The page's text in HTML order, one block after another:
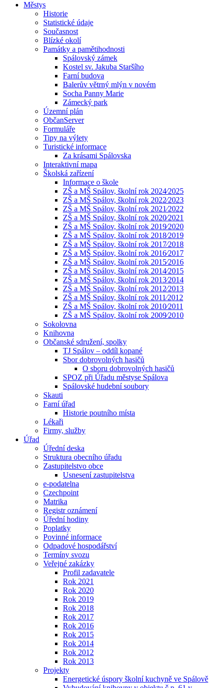
Městys
Historie
Statistické údaje
Současnost
Blízké okolí
Památky a pamětihodnosti
Spálovský zámek
Kostel sv. Jakuba Staršího
Farní budova
Balerův větrný mlýn v novém
Socha Panny Marie
Zámecký park
Územní plán
ObčanServer
Formuláře
Tipy na výlety
Turistické informace
Za krásami Spálovska
Interaktivní mapa
Školská zařízení
Informace o škole
ZŠ a MŠ Spálov, školní rok 2024⁄2025
ZŠ a MŠ Spálov, školní rok 2022⁄2023
ZŠ a MŠ Spálov, školní rok 2021⁄2022
ZŠ a MŠ Spálov, školní rok 2020⁄2021
ZŠ a MŠ Spálov, školní rok 2019⁄2020
ZŠ a MŠ Spálov, školní rok 2018⁄2019
ZŠ a MŠ Spálov, školní rok 2017⁄2018
ZŠ a MŠ Spálov, školní rok 2016⁄2017
ZŠ a MŠ Spálov, školní rok 2015⁄2016
ZŠ a MŠ Spálov, školní rok 2014⁄2015
ZŠ a MŠ Spálov, školní rok 2013⁄2014
ZŠ a MŠ Spálov, školní rok 2012⁄2013
ZŠ a MŠ Spálov, školní rok 2011⁄2012
ZŠ a MŠ Spálov, školní rok 2010⁄2011
ZŠ a MŠ Spálov, školní rok 2009⁄2010
Sokolovna
Knihovna
Občanské sdružení, spolky
TJ Spálov – oddíl kopané
Sbor dobrovolných hasičů
O sboru dobrovolných hasičů
SPOZ při Úřadu městyse Spálova
Spálovské hudební soubory
Skauti
Farní úřad
Historie poutního místa
Lékaři
Firmy, služby
Úřad
Úřední deska
Struktura obecního úřadu
Zastupitelstvo obce
Usnesení zastupitelstva
e-podatelna
Czechpoint
Matrika
Registr oznámení
Úřední hodiny
Poplatky
Povinné informace
Odpadové hospodářství
Termíny svozu
Veřejné zakázky
Profil zadavatele
Rok 2021
Rok 2020
Rok 2019
Rok 2018
Rok 2017
Rok 2016
Rok 2015
Rok 2014
Rok 2012
Rok 2013
Projekty
Energetické úspory školní kuchyně ve Spálově